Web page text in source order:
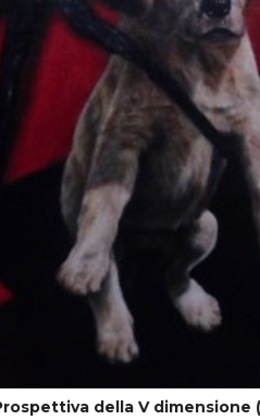
della V dimensione